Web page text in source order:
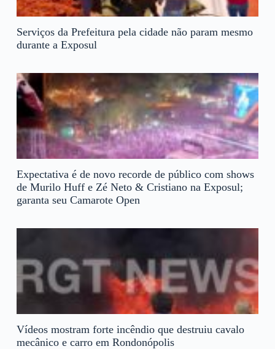
Serviços da Prefeitura pela cidade não param mesmo
durante a Exposul
Expectativa é de novo recorde de público com shows
de Murilo Huff e Zé Neto & Cristiano na Exposul;
garanta seu Camarote Open
Vídeos mostram forte incêndio que destruiu cavalo
mecânico e carro em Rondonópolis